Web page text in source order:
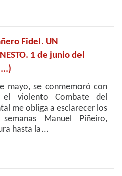
Fidel. UN
1 de junio del
mayo, se conmemoró con
el violento Combate del
me obliga a esclarecer los
Manuel Piñeiro,
hasta la...